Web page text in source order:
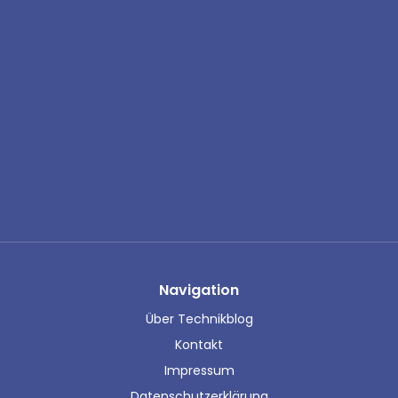
Navigation
Über Technikblog
Kontakt
Impressum